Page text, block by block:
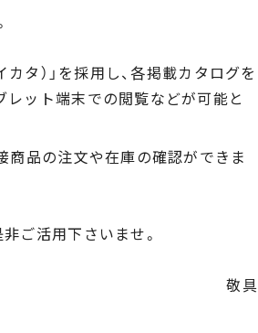
タ）」を採用し、各掲載カタログを
ット端末での閲覧などが可能と
商品の注文や在庫の確認ができま
ご活用下さいませ。
敬具